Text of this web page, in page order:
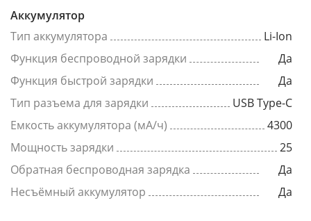
Аккумулятор
Тип аккумулятора
Li-Ion
Функция беспроводной зарядки
Да
Функция быстрой зарядки
Да
Тип разъема для зарядки
USB Type-C
Емкость аккумулятора (мА/ч)
4300
Мощность зарядки
25
Обратная беспроводная зарядка
Да
Несъёмный аккумулятор
Да